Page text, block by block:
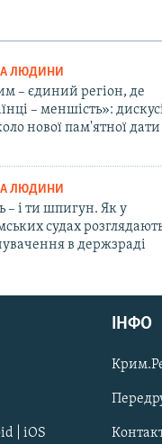
ЛЮДИНИ
– єдиний регіон, де
– меншість»:
нової пам'ятної дати
ЛЮДИНИ
– і ти шпигун. Як у
судах
в держзраді
| iOS
ІНФО